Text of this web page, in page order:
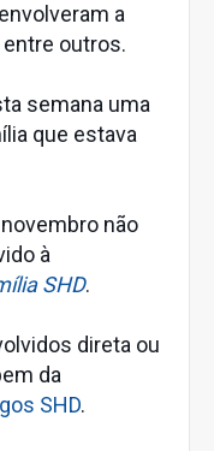
a
entre outros.
semana uma
que estava
não
à
SHD.
direta ou
da
SHD.